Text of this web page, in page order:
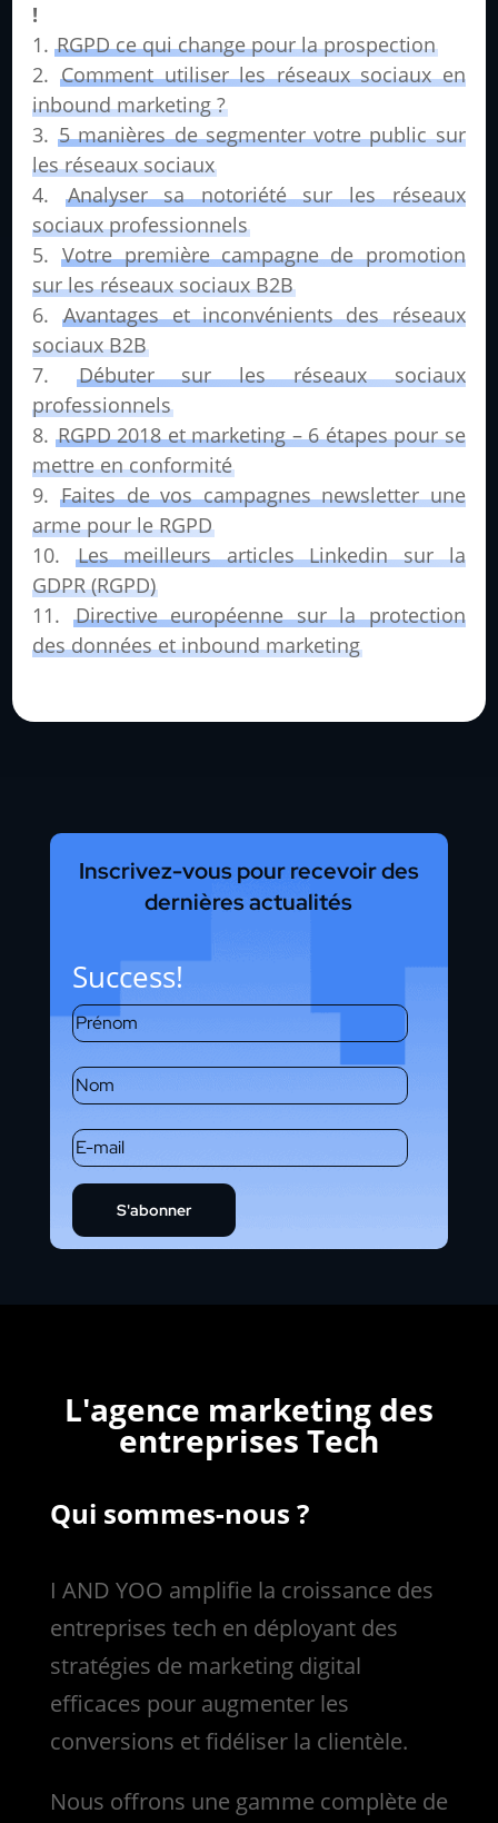
!
RGPD ce qui change pour la prospection
Comment utiliser les réseaux sociaux en
inbound marketing ?
5 manières de segmenter votre public sur
les réseaux sociaux
Analyser sa notoriété sur les réseaux
sociaux professionnels
Votre première campagne de promotion
sur les réseaux sociaux B2B
Avantages et inconvénients des réseaux
sociaux B2B
Débuter sur les réseaux sociaux
professionnels
RGPD 2018 et marketing – 6 étapes pour se
mettre en conformité
Faites de vos campagnes newsletter une
arme pour le RGPD
Les meilleurs articles Linkedin sur la
GDPR (RGPD)
Directive européenne sur la protection
des données et inbound marketing
Inscrivez-vous pour recevoir des
dernières actualités
Success!
S'abonner
L'agence marketing des
entreprises Tech
Qui sommes-nous ?
I AND YOO amplifie la croissance des
entreprises tech en déployant des
stratégies de marketing digital
efficaces pour augmenter les
conversions et fidéliser la clientèle.
Nous offrons une gamme complète de